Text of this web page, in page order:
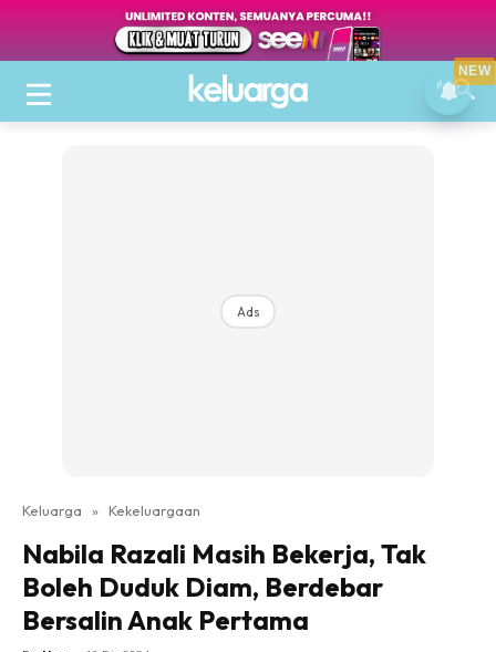
Ads
Keluarga » Kekeluargaan
Nabila Razali Masih Bekerja, Tak
Boleh Duduk Diam, Berdebar
Bersalin Anak Pertama
NEW